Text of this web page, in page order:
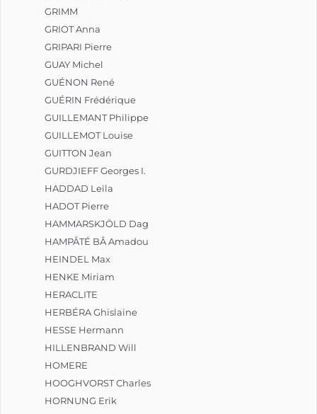
GRIMM
GRIOT Anna
GRIPARI Pierre
GUAY Michel
GUÉNON René
GUÉRIN Frédérique
GUILLEMANT Philippe
GUILLEMOT Louise
GUITTON Jean
GURDJIEFF Georges I.
HADDAD Leïla
HADOT Pierre
HAMMARSKJÖLD Dag
HAMPÂTÉ BÂ Amadou
HEINDEL Max
HENKE Miriam
HERACLITE
HERBÉRA Ghislaine
HESSE Hermann
HILLENBRAND Will
HOMERE
HOOGHVORST Charles
HORNUNG Erik